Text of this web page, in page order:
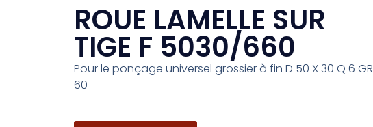
ROUE LAMELLE SUR
TIGE F 5030/660
Pour le ponçage universel grossier à fin D 50 X 30 Q 6 GR
60